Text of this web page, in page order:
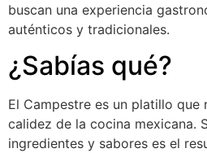
buscan una experiencia
auténticos y tradicionales.
¿Sabías qué?
El Campestre es un platillo
calidez de la cocina mexicana.
ingredientes y sabores es el